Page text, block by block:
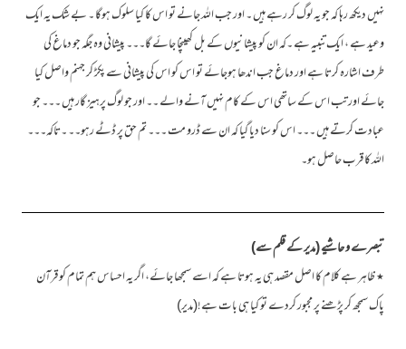
نہیں دیکھ رہا کہ جو یہ لوگ کر رہے ہیں ۔ اور جب اللہ جانے تو اس کا کیا سلوک ہوگا ۔ بے شک یہ ایک
وعید ہے ، ایک تنبیہ ہے ۔کہ ان کو پیشانیوں کے بل کھینچا جائے گا۔۔۔ پیشانی وہ جگہ جو دماغ کی
طرف اشارہ کرتا ہے اور دماغ جب اندھا ہوجائے تو اس کو اس کی پیشانی سے پکڑ کر جہنم واصل کیا
جائے اور تب اس کے ساتھی اس کے کام نہیں آنے والے ۔۔ اور جو لوگ پرہیز گار ہیں ۔۔۔ جو
عبادت کرتے ہیں ۔۔۔ اس کو سنا دیا گیا کہ ان سے ڈرو مت ۔۔۔ تم حق پر ڈٹے رہو۔۔ ۔تاکہ۔۔۔
اللہ کا قرب حاصل ہو۔
تبصرے و حاشیے (مدیر کے قلم سے)
٭ ظاہر ہے کلام کا اصل مقصد ہی یہ ہوتا ہے کہ اسے سمجھا جائے، اگر یہ احساس ہم تمام کو قرآن
پاک سمجھ کر پڑھنے پر مجبور کردے تو کیا ہی بات ہے!(مدیر)